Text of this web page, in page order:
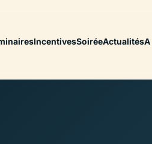
IncentivesSoiréeActualités